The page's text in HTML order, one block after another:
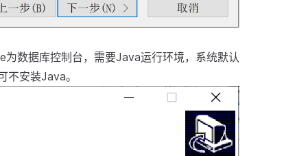
数据库控制台，需要Java运行环境，系统默认
不安装Java。